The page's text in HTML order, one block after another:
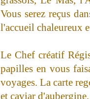
Vous serez reçus
l'accueil chaleureux
Le Chef créatif
papilles en vous
voyages. La carte
et caviar